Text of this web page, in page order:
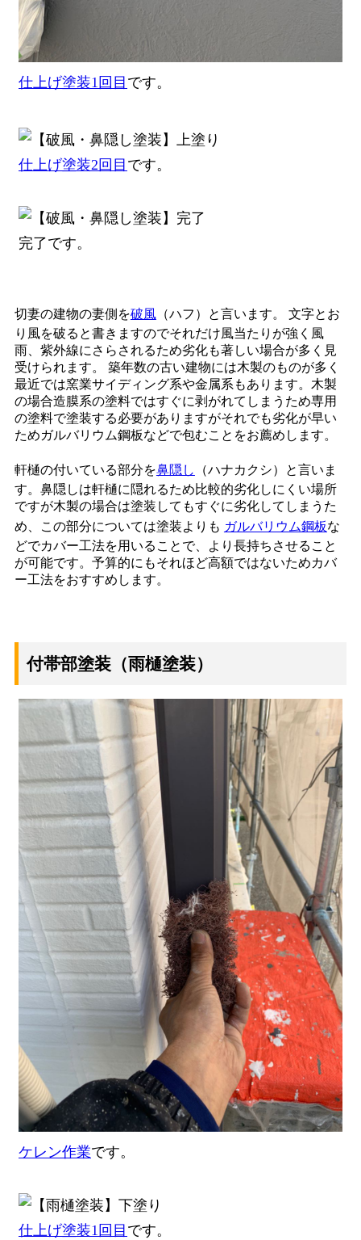
仕上げ塗装1回目 です。
仕上げ塗装2回目 です。
完了です。
切妻の建物の妻側を破風（ハフ）と言います。 文字とお
り風を破ると書きますのでそれだけ風当たりが強く風
雨、紫外線にさらされるため劣化も著しい場合が多く見
受けられます。 築年数の古い建物には木製のものが多く
最近では窯業サイディング系や金属系もあります。木製
の場合造膜系の塗料ではすぐに剥がれてしまうため専用
の塗料で塗装する必要がありますがそれでも劣化が早い
ためガルバリウム鋼板などで包むことをお薦めします。
軒樋の付いている部分を鼻隠し
（ハナカクシ）と言いま
す。鼻隠しは軒樋に隠れるため比較的劣化しにくい場所
ですが木製の場合は塗装してもすぐに劣化してしまうた
め、この部分については塗装よりも ガルバリウム鋼板な
どでカバー工法を用いることで、より長持ちさせること
が可能です。予算的にもそれほど高額ではないためカバ
ー工法をおすすめします。
付帯部塗装（雨樋塗装）
ケレン作業です。
仕上げ塗装1回目 です。